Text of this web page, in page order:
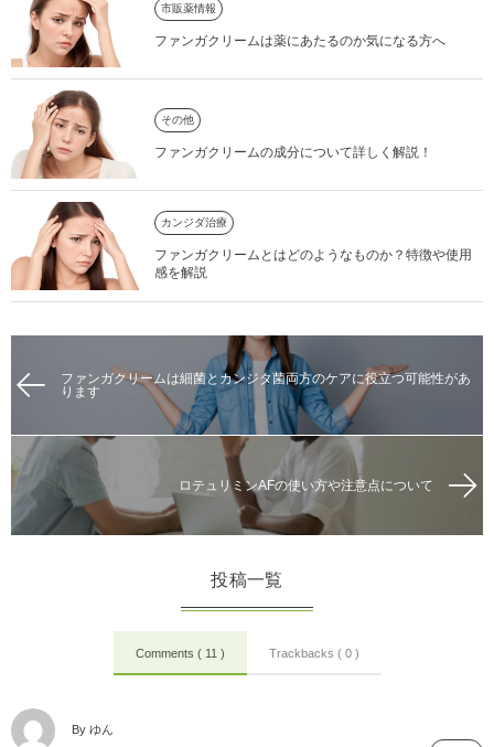
市販薬情報
ファンガクリームは薬にあたるのか気になる方へ
その他
ファンガクリームの成分について詳しく解説！
カンジダ治療
ファンガクリームとはどのようなものか？特徴や使用
感を解説
ファンガクリームは細菌とカンジタ菌両方のケアに役立つ可能性があ
ります
ロテュリミンAFの使い方や注意点について
投稿一覧
Comments ( 11 ) Trackbacks ( 0 )
By ゆん